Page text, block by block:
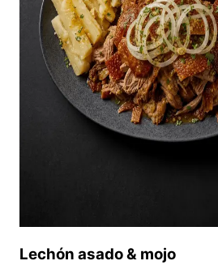
Lechón asado & mojo